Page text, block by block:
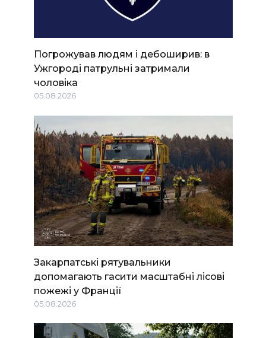
Погрожував людям і дебоширив: в
Ужгороді патрульні затримали
чоловіка
05.08.2026
Закарпатські рятувальники
допомагають гасити масштабні лісові
пожежі у Франції
05.08.2026